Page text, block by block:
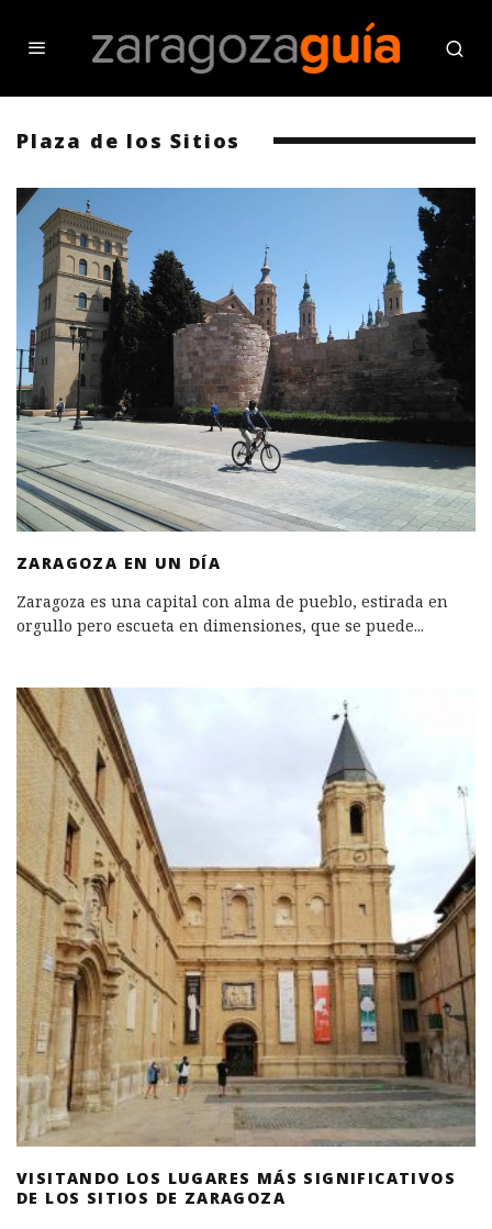
Plaza de los Sitios
ZARAGOZA EN UN DÍA
Zaragoza es una capital con alma de pueblo, estirada en
orgullo pero escueta en dimensiones, que se puede...
VISITANDO LOS LUGARES MÁS SIGNIFICATIVOS
DE LOS SITIOS DE ZARAGOZA